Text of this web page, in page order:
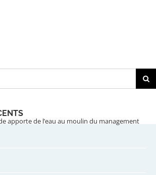
apporte de l’eau au moulin du management